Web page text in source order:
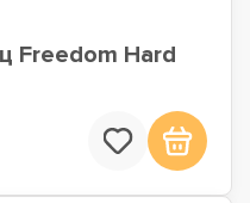
Freedom Hard